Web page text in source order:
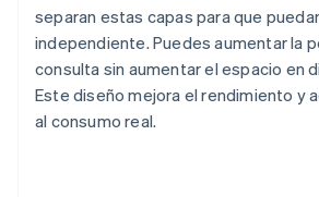
separan estas capas para que
independiente. Puedes aumentar la
consulta sin aumentar el espacio en
Este diseño mejora el rendimiento y
al consumo real.